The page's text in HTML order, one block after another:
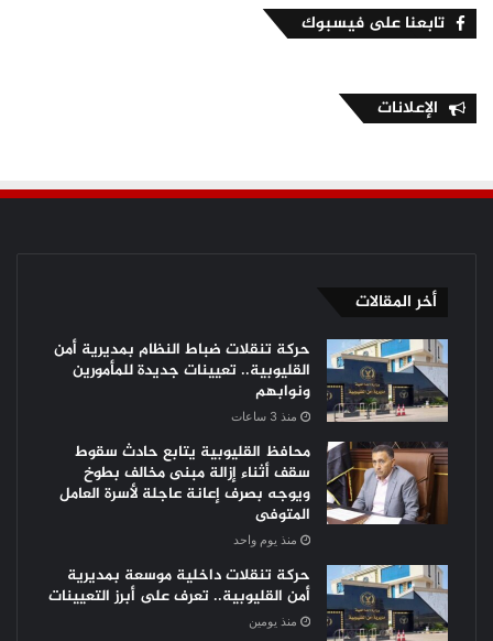
تابعنا على فيسبوك
الإعلانات
أخر المقالات
حركة تنقلات ضباط النظام بمديرية أمن
القليوبية.. تعيينات جديدة للمأمورين
ونوابهم
منذ 3 ساعات
محافظ القليوبية يتابع حادث سقوط
سقف أثناء إزالة مبنى مخالف بطوخ
ويوجه بصرف إعانة عاجلة لأسرة العامل
المتوفى
منذ يوم واحد
حركة تنقلات داخلية موسعة بمديرية
أمن القليوبية.. تعرف على أبرز التعيينات
منذ يومين